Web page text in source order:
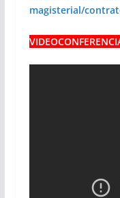
magisterial/